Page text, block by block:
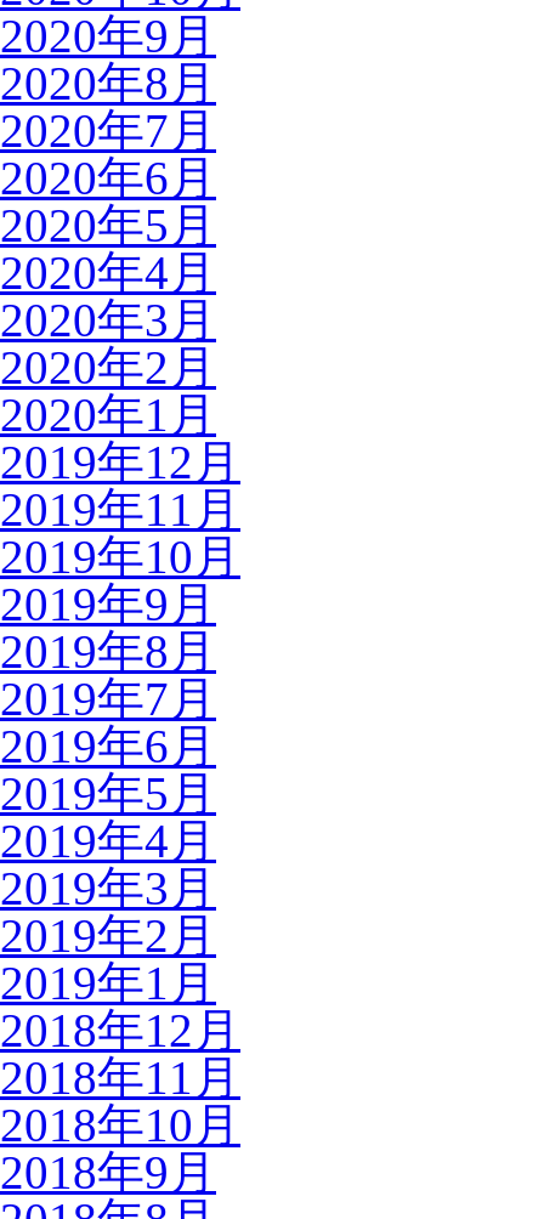
2020年9月
2020年8月
2020年7月
2020年6月
2020年5月
2020年4月
2020年3月
2020年2月
2020年1月
2019年12月
2019年11月
2019年10月
2019年9月
2019年8月
2019年7月
2019年6月
2019年5月
2019年4月
2019年3月
2019年2月
2019年1月
2018年12月
2018年11月
2018年10月
2018年9月